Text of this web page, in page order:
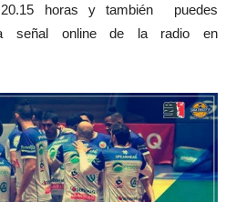
horas y también puedes
señal online de la radio en